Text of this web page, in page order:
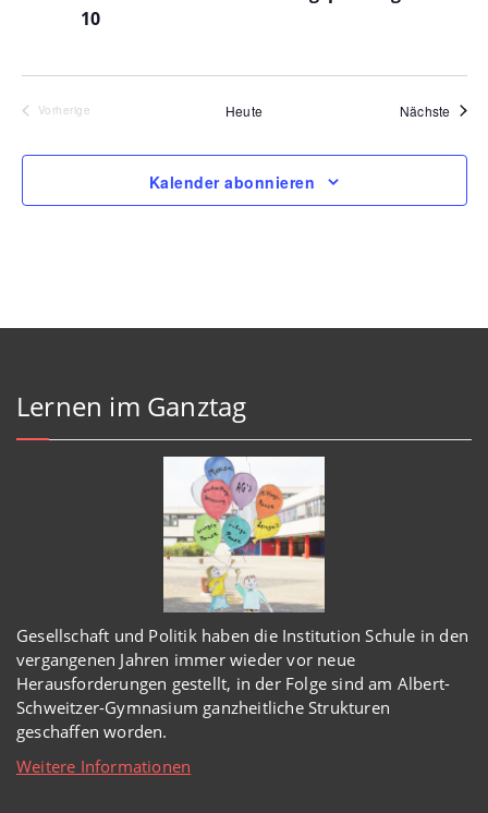
10
Vorherige Heute Nächste
Kalender abonnieren
Lernen im Ganztag
Gesellschaft und Politik haben die Institution Schule in den
vergangenen Jahren immer wiedervor neue
Herausforderungen gestellt, in der Folge sind am Albert-
Schweitzer-Gymnasium ganzheitliche Strukturen
geschaffen worden.
Weitere Informationen